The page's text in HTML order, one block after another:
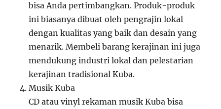
bisa Anda pertimbangkan. Produk-produk
ini biasanya dibuat oleh pengrajin lokal
dengan kualitas yang baik dan desain yang
menarik. Membeli barang kerajinan ini juga
mendukung industri lokal dan pelestarian
kerajinan tradisional Kuba.
Musik Kuba
CD atau vinyl rekaman musik Kuba bisa